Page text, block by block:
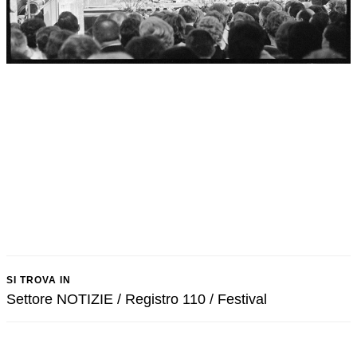
SI TROVA IN
Settore NOTIZIE / Registro 110 / Festival